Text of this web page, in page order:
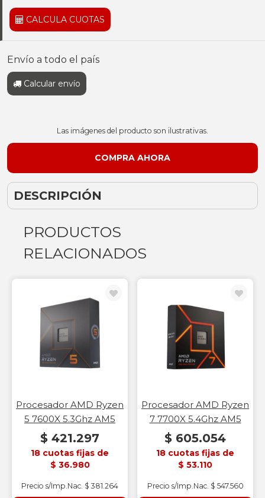
CALCULA CUOTAS
Envío a todo el país
Calcular envío
Las imágenes del producto son ilustrativas.
DESCRIPCIÓN
PRODUCTOS
RELACIONADOS
Procesador AMD Ryzen
5 7600X 5.3Ghz AM5
$ 421.297
18 cuotas fijas de
$ 36.980
Precio s/Imp.Nac. $ 381.264
Procesador AMD Ryzen
7 7700X 5.4Ghz AM5
$ 605.054
18 cuotas fijas de
$ 53.110
Precio s/Imp.Nac. $ 547.560